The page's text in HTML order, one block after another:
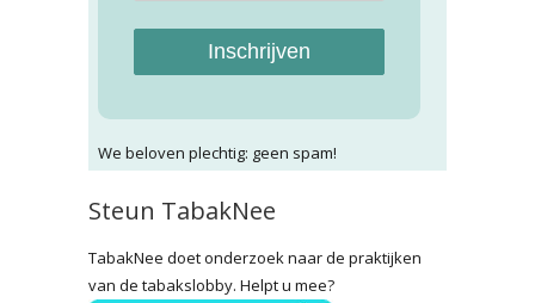
Inschrijven
We beloven plechtig: geen spam!
Steun TabakNee
TabakNee doet onderzoek naar de praktijken
van de tabakslobby. Helpt u mee?